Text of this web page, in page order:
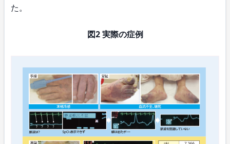
た。
図2 実際の症例